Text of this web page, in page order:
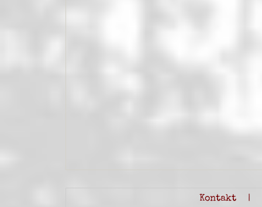
Kontakt |